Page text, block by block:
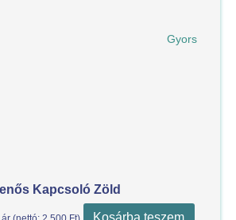
Gyors
Kapcsoló Zöld
ár (nettó:2 500 Ft) Kosárba teszem